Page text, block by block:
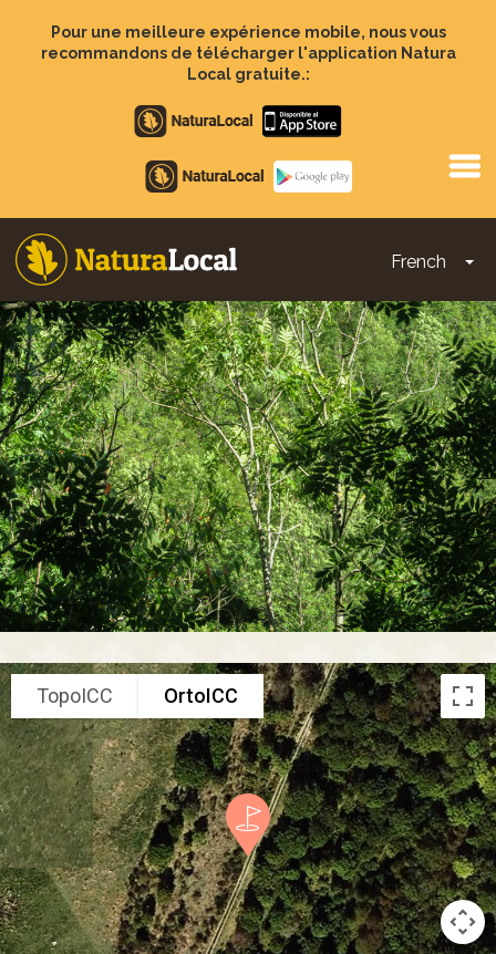
contenu
Pour une meilleure expérience mobile, nous vous
recommandons de télécharger l'application Natura
Local gratuite.:
Apple
store
Google
Play
French
Main
navigation
TopoICC OrtoICC